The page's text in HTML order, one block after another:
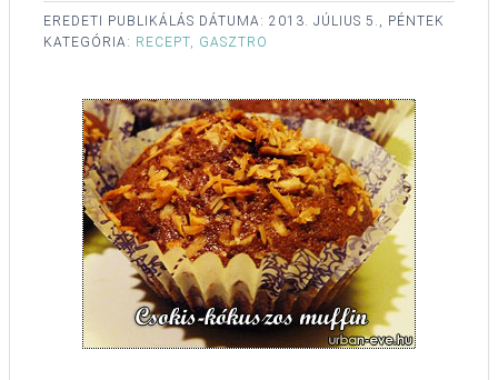
EREDETI PUBLIKÁLÁS DÁTUMA: 2013. JÚLIUS 5., PÉNTEK
KATEGÓRIA: RECEPT, GASZTRO